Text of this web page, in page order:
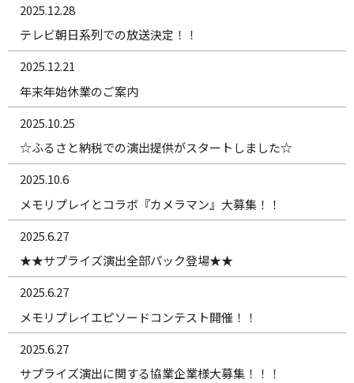
2025.12.28
テレビ朝日系列での放送決定！！
2025.12.21
年末年始休業のご案内
2025.10.25
☆ふるさと納税での演出提供がスタートしました☆
2025.10.6
メモリプレイとコラボ『カメラマン』大募集！！
2025.6.27
★★サプライズ演出全部パック登場★★
2025.6.27
メモリプレイエピソードコンテスト開催！！
2025.6.27
サプライズ演出に関する協業企業様大募集！！！